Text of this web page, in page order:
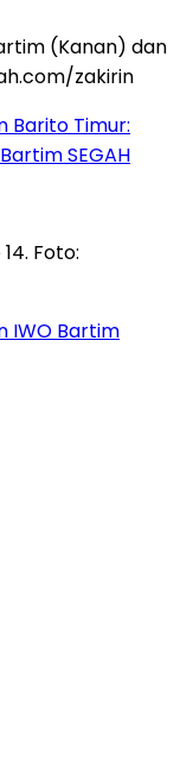
Barito Timur:
SEGAH
IWO Bartim